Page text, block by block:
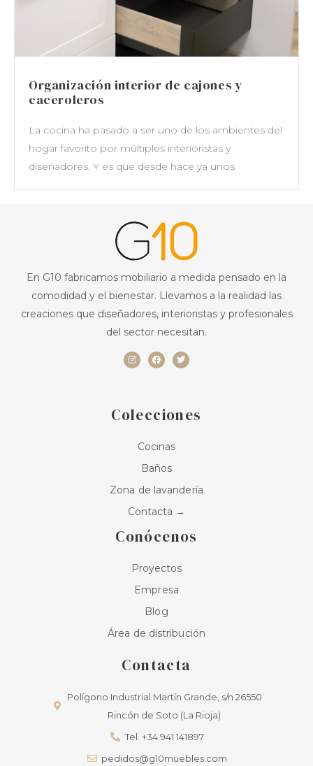
Organización interior de cajones y
caceroleros
La cocina ha pasado a ser uno de los ambientes del
hogar favorito por múltiples interioristas y
diseñadores. Y es que desde hace ya unos
En G10 fabricamos mobiliario a medida pensado en la
comodidad y el bienestar. Llevamos a la realidad las
creaciones que diseñadores, interioristas y profesionales
del sector necesitan.
n
s
t
m
a
c
e
w
i
t
Colecciones
Cocinas
Baños
Zona de lavandería
Contacta →
Conócenos
Proyectos
Empresa
Blog
Área de distribución
Contacta
Polígono Industrial Martín Grande, s/n 26550
Rincón de Soto (La Rioja)
Tel. +34 941 141897
pedidos@g10muebles.com